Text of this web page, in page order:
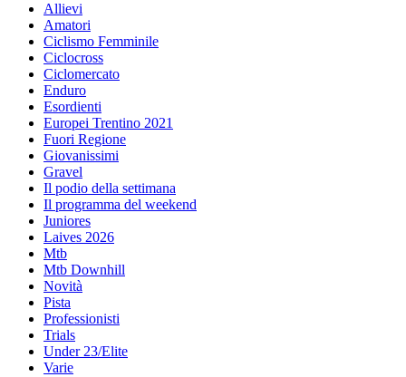
Allievi
Amatori
Ciclismo Femminile
Ciclocross
Ciclomercato
Enduro
Esordienti
Europei Trentino 2021
Fuori Regione
Giovanissimi
Gravel
Il podio della settimana
Il programma del weekend
Juniores
Laives 2026
Mtb
Mtb Downhill
Novità
Pista
Professionisti
Trials
Under 23/Elite
Varie